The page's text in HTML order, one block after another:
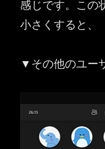
感じです。この
小さくすると、
▼その他のユー